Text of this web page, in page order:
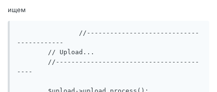
ищем
------------
----